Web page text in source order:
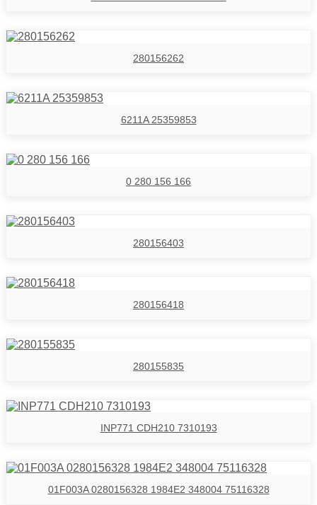
280156262
6211A 25359853
0 280 156 166
280156403
280156418
280155835
INP771 CDH210 7310193
01F003A 0280156328 1984E2 348004 75116328